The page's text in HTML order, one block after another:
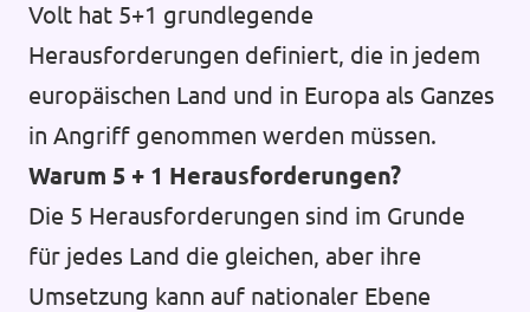
Volt hat 5+1 grundlegende
Herausforderungen definiert, die in jedem
europäischen Land und in Europa als Ganzes
in Angriff genommen werden müssen.
Warum 5 + 1 Herausforderungen?
Die 5 Herausforderungen sind im Grunde
für jedes Land die gleichen, aber ihre
Umsetzung kann auf nationaler Ebene